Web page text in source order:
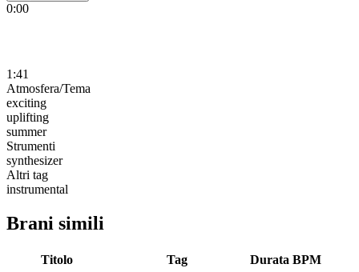
0:00
1:41
Atmosfera/Tema
exciting
uplifting
summer
Strumenti
synthesizer
Altri tag
instrumental
Brani simili
Titolo Tag Durata BPM